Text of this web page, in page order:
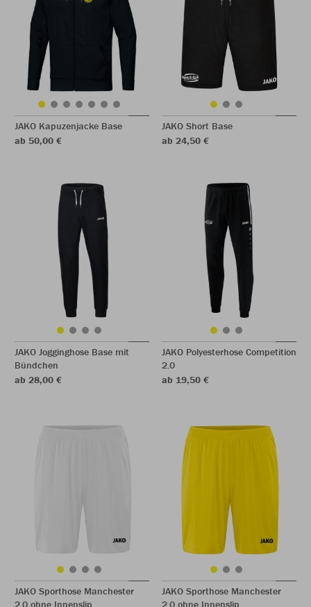
JAKO Kapuzenjacke Base
ab 50,00 €
JAKO Short Base
ab 24,50 €
JAKO Jogginghose Base mit
Bündchen
ab 28,00 €
JAKO Polyesterhose Competition
2.0
ab 19,50 €
JAKO Sporthose Manchester
2.0 ohne Innenslip
JAKO Sporthose Manchester
2.0 ohne Innenslip